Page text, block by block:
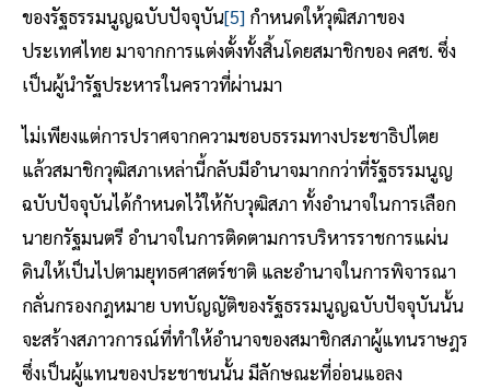
ของรัฐธรรมนูญฉบับปัจจุบัน[5] กำหนดให้วุฒิสภาของ
ประเทศไทย มาจากการแต่งตั้งทั้งสิ้นโดยสมาชิกของ คสช. ซึ่ง
เป็นผู้นำรัฐประหารในคราวที่ผ่านมา
ไม่เพียงแต่การปราศจากความชอบธรรมทางประชาธิปไตย
แล้วสมาชิกวุฒิสภาเหล่านี้กลับมีอำนาจมากกว่าที่รัฐธรรมนูญ
ฉบับปัจจุบันได้กำหนดไว้ให้กับวุฒิสภา ทั้งอำนาจในการเลือก
นายกรัฐมนตรี อำนาจในการติดตามการบริหารราชการแผ่น
ดินให้เป็นไปตามยุทธศาสตร์ชาติ และอำนาจในการพิจารณา
กลั่นกรองกฎหมาย บทบัญญัติของรัฐธรรมนูญฉบับปัจจุบันนั้น
จะสร้างสภาวการณ์ที่ทำให้อำนาจของสมาชิกสภาผู้แทนราษฎร
ซึ่งเป็นผู้แทนของประชาชนนั้น มีลักษณะที่อ่อนแอลง